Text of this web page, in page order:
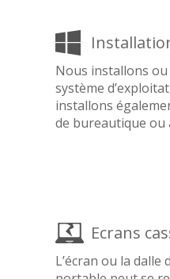
Nous installons
système
installons
de bureautique ou
Ecrans
L’écran ou la dalle